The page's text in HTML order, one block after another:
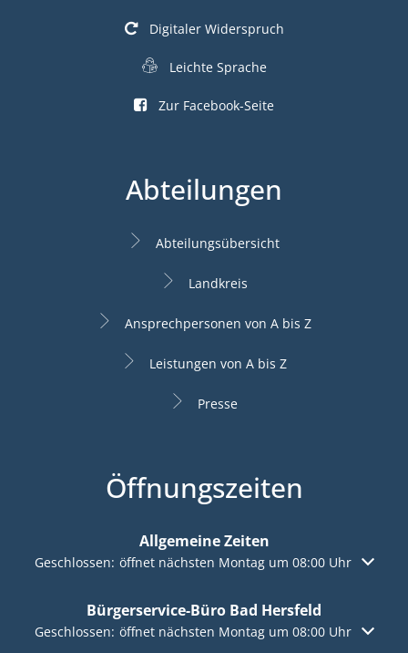
Digitaler Widerspruch
Leichte Sprache
Zur Facebook-Seite
Abteilungen
Abteilungsübersicht
Landkreis
Ansprechpersonen von A bis Z
Leistungen von A bis Z
Presse
Öffnungszeiten
Allgemeine Zeiten
Klicken, um weitere Öffnungs- oder Schließzeiten
Geschlossen: öffnet nächsten Montag um 08:00 Uhr
Bürgerservice-Büro Bad Hersfeld
Klicken, um weitere Öffnungs- oder Schließzeiten
Geschlossen: öffnet nächsten Montag um 08:00 Uhr